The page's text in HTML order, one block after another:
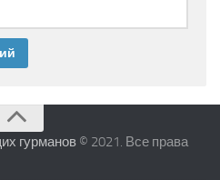
гурманов © 2021. Все права